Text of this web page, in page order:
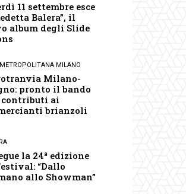
11 settembre esce
Balera”, il
album degli Slide
MILANO
Milano-
pronto il bando
contributi ai
brianzoli
la 24ª edizione
“Dallo
allo Showman”